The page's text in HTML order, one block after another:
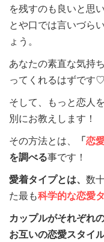
を残すのも良いと思
とや口では言いづら
ょう。
あなたの素直な気持
ってくれるはずです♡
そして、もっと恋人
別にお教えします！
その方法とは、
「恋
を調べる事です！
愛着タイプとは、 数
た最も科学的な恋愛
カップルがそれぞれ
お互いの恋愛スタイ